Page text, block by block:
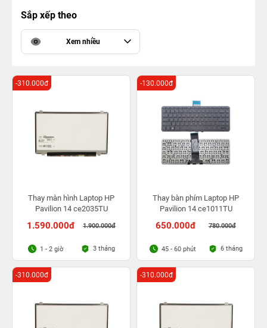
Sắp xếp theo
Xem nhiều
Thay màn hình Laptop HP
Pavilion 14 ce2035TU
1.590.000đ 1.900.000đ
-310.000đ
1 - 2 giờ 3 tháng
Thay bàn phím Laptop HP
Pavilion 14 ce1011TU
650.000đ 780.000đ
-130.000đ
45 - 60 phút 6 tháng
-310.000đ -310.000đ